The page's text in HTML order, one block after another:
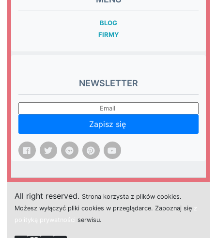
BLOG
FIRMY
NEWSLETTER
Zapisz się
All right reserved. Strona korzysta z plików cookies.
Możesz wyłączyć pliki cookies w przeglądarce. Zapoznaj się z
polityką prywatności serwisu.